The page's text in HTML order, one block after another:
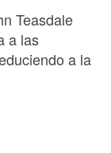
Teasdale
a las
a la